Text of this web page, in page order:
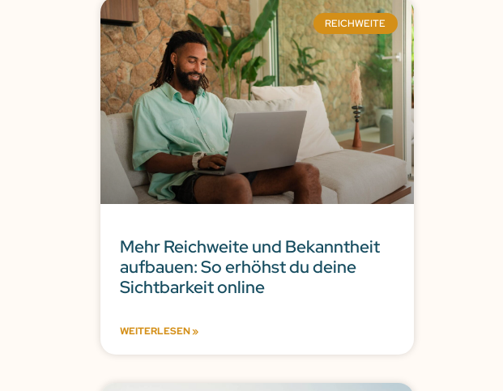
REICHWEITE
Mehr Reichweite und Bekanntheit
aufbauen: So erhöhst du deine
Sichtbarkeit online
WEITERLESEN »